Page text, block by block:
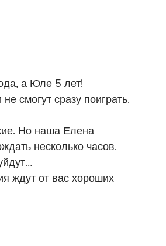
а Юле 5 лет!
смогут сразу поиграть.
Но наша Елена
несколько часов.
ждут от вас хороших